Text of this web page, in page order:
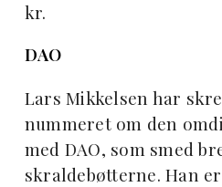
kr.
DAO
Lars Mikkelsen har
nummeret om den
med DAO, som smed
skraldebøtterne. Han